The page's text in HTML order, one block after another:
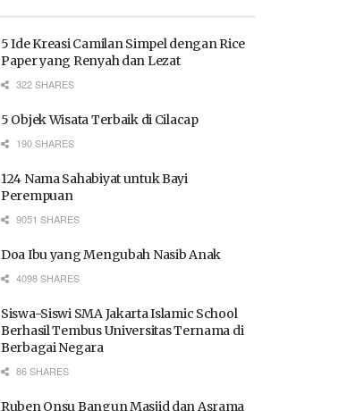
5 Ide Kreasi Camilan Simpel dengan Rice
Paper yang Renyah dan Lezat
322 SHARES
5 Objek Wisata Terbaik di Cilacap
190 SHARES
124 Nama Sahabiyat untuk Bayi
Perempuan
9051 SHARES
Doa Ibu yang Mengubah Nasib Anak
4098 SHARES
Siswa-Siswi SMA Jakarta Islamic School
Berhasil Tembus Universitas Ternama di
Berbagai Negara
86 SHARES
Ruben Onsu Bangun Masjid dan Asrama